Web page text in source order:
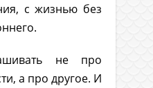
с жизнью без
не про
а про другое. И